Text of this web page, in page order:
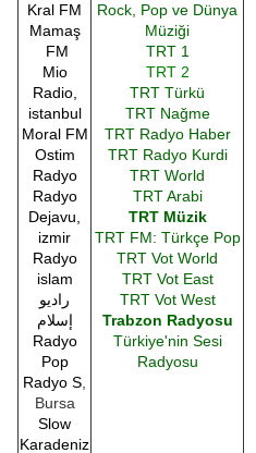
Kral FM
Mamaş
FM
Mio
Radio,
istanbul
Moral FM
Ostim
Radyo
Radyo
Dejavu,
izmir
Radyo
islam
راديو
إسلام
Radyo
Pop
Radyo S
Bursa
Slow
Karadeniz
Rock, Pop ve Dünya
Müziği
TRT 1
TRT 2
TRT Türkü
TRT Nağme
TRT Radyo Haber
TRT Radyo Kurdi
TRT World
TRT Arabi
TRT Müzik
TRT FM: Türkçe Pop
TRT Vot World
TRT Vot East
TRT Vot West
Trabzon Radyosu
Türkiye'nin Sesi
Radyosu